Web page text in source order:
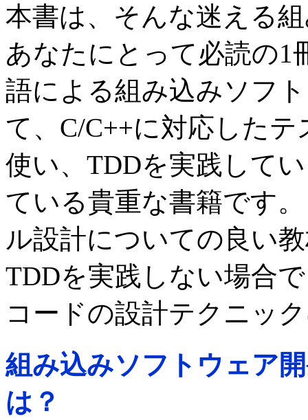
本書は、そんな迷える
あなたにとって必読の1
語による組み込みソフ
て、C/C++に対応した
使い、TDDを実践して
ている貴重な書籍です
ル設計についての良い
TDDを実践しない場合
コードの設計テクニッ
組み込みソフトウェア
は？